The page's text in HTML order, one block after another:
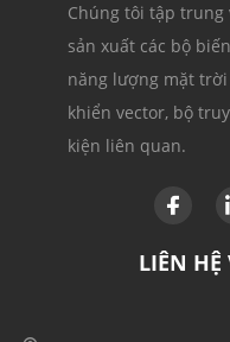
Chúng tôi tập
sản xuất các bộ
năng lượng mặt trời
khiển vector, bộ
kiện liên quan.
LIÊN HỆ